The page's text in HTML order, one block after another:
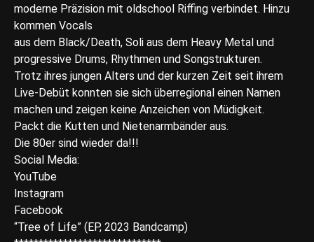
moderne Präzision mit oldschool Riffing verbindet. Hinzu
kommen Vocals
aus dem Black/Death, Soli aus dem Heavy Metal und
progressive Drums, Rhythmen und Songstrukturen.
Trotz ihres jungen Alters und der kurzen Zeit seit ihrem
Live-Debüt konnten sie sich überregional einen Namen
machen und zeigen keine Anzeichen von Müdigkeit.
Packt die Kutten und Nietenarmbänder aus.
Die 80er sind wieder da!!!
Social Media:
YouTube
Instagram
Facebook
“Tree of Life” (EP, 2023 Bandcamp)